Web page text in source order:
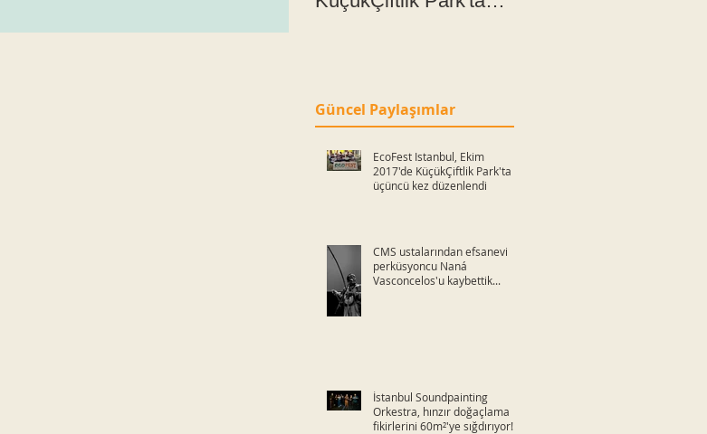
Güncel Paylaşımlar
EcoFest Istanbul, Ekim
2017'de KüçükÇiftlik Park'ta
üçüncü kez düzenlendi
CMS ustalarından efsanevi
perküsyoncu Naná
Vasconcelos'u kaybettik...
İstanbul Soundpainting
Orkestra, hınzır doğaçlama
fikirlerini 60m²'ye sığdırıyor!